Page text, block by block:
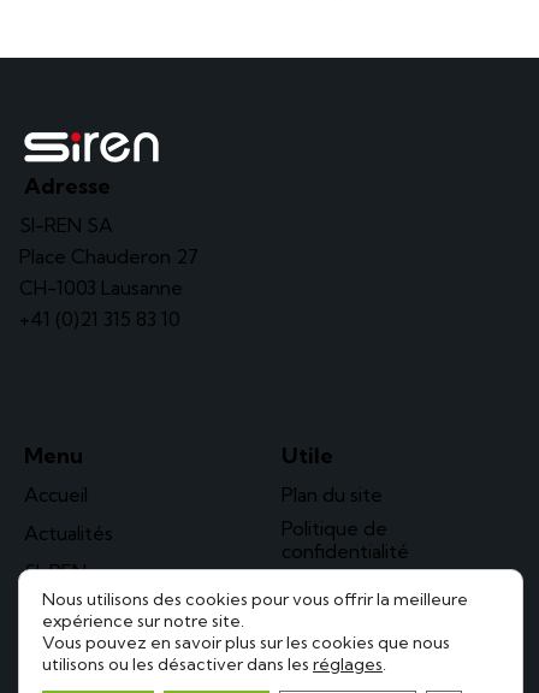
Adresse
SI-REN SA
Place Chauderon 27
CH-1003 Lausanne
+41 (0)21 315 83 10
Menu
Accueil
Actualités
SI-REN
Solaire
Contact
Utile
Plan du site
Politique de
confidentialité
Nous utilisons des cookies pour vous offrir la meilleure
expérience sur notre site.
Vous pouvez en savoir plus sur les cookies que nous
utilisons ou les désactiver dans les réglages.